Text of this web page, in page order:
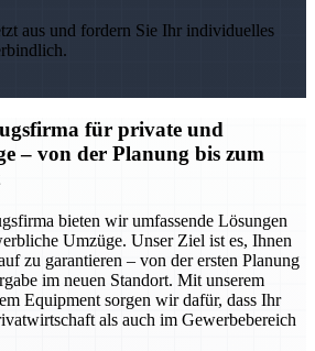
aus und fordern Sie Ihr individuelles
für private und
– von der Planung bis zum
bieten wir umfassende Lösungen
Umzüge. Unser Ziel ist es, Ihnen
zu garantieren – von der ersten Planung
im neuen Standort. Mit unserem
Equipment sorgen wir dafür, dass Ihr
als auch im Gewerbebereich